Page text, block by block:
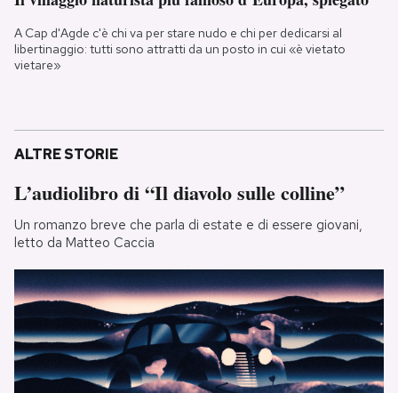
A Cap d'Agde c'è chi va per stare nudo e chi per dedicarsi al
libertinaggio: tutti sono attratti da un posto in cui «è vietato
vietare»
ALTRE STORIE
L’audiolibro di “Il diavolo sulle colline”
Un romanzo breve che parla di estate e di essere giovani,
letto da Matteo Caccia